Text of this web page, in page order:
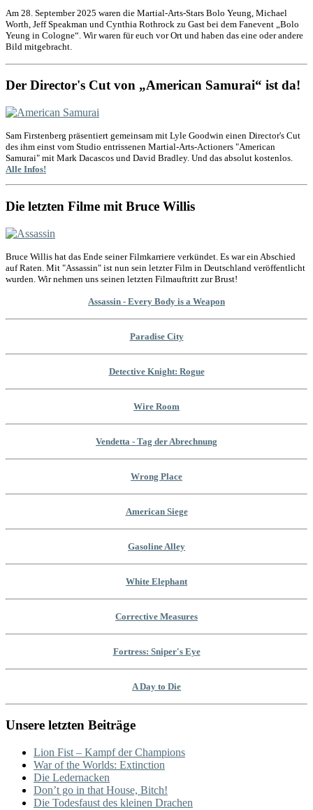
Am 28. September 2025 waren die Martial-Arts-Stars Bolo Yeung, Michael
Worth, Jeff Speakman und Cynthia Rothrock zu Gast bei dem Fanevent „Bolo
Yeung in Cologne“. Wir waren für euch vor Ort und haben das eine oder andere
Bild mitgebracht.
Der Director's Cut von „American Samurai“ ist da!
Sam Firstenberg präsentiert gemeinsam mit Lyle Goodwin einen Director's Cut
des ihm einst vom Studio entrissenen Martial-Arts-Actioners "American
Samurai" mit Mark Dacascos und David Bradley. Und das absolut kostenlos.
Alle Infos!
Die letzten Filme mit Bruce Willis
Bruce Willis hat das Ende seiner Filmkarriere verkündet. Es war ein Abschied
auf Raten. Mit "Assassin" ist nun sein letzter Film in Deutschland veröffentlicht
wurden. Wir nehmen uns seinen letzten Filmauftritt zur Brust!
Assassin - Every Body is a Weapon
Paradise City
Detective Knight: Rogue
Wire Room
Vendetta - Tag der Abrechnung
Wrong Place
American Siege
Gasoline Alley
White Elephant
Corrective Measures
Fortress: Sniper's Eye
A Day to Die
Unsere letzten Beiträge
Lion Fist – Kampf der Champions
War of the Worlds: Extinction
Die Ledernacken
Don’t go in that House, Bitch!
Die Todesfaust des kleinen Drachen